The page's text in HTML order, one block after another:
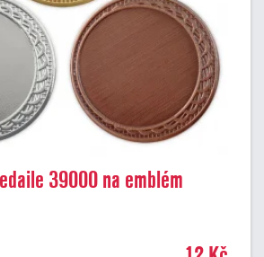
39000 na emblém